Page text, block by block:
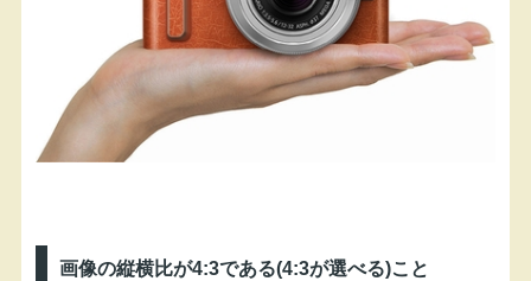
画像の縦横比が4:3である(4:3が選べる)こと